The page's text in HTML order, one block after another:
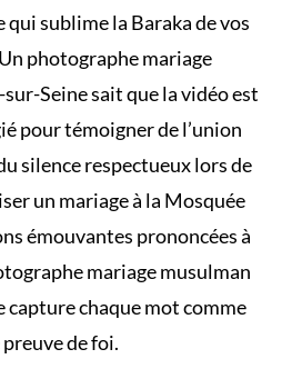
sublime la Baraka de vos
photographe mariage
Seine sait que la vidéo est
pour témoigner de l’union
silence respectueux lors de
un mariage à la Mosquée
émouvantes prononcées à
mariage musulman
capture chaque mot comme
preuve de foi.